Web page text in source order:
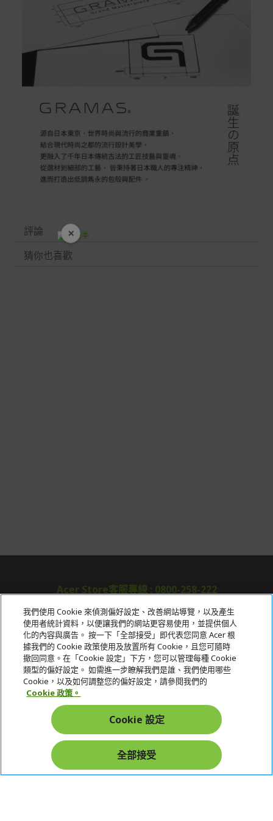
評論
猜你也喜歡
Acer Store客服專線 : 0800-258-222
關於宏碁
服務
宏碁網路商城
在社群上追蹤 Acer
× 開學裝備全面降價
我們使用 Cookie 來偵測偏好設定、改善網站導覽，以及產生
使用者統計資料，以便讓我們的網站更容易使用，並提供個人
化的內容與廣告。 按一下「全部接受」即代表您同意 Acer 根
據我們的 Cookie 政策使用及放置所有 Cookie，且您可隨時
撤回同意。在「Cookie 設定」下方，您可以管理每種 Cookie
類型的偏好設定。 如需進一步瞭解我們是誰、我們使用哪些
Cookie，以及如何調整您的偏好設定，請參閱我們的
Cookie 政策。
Cookie 設定
全部接受